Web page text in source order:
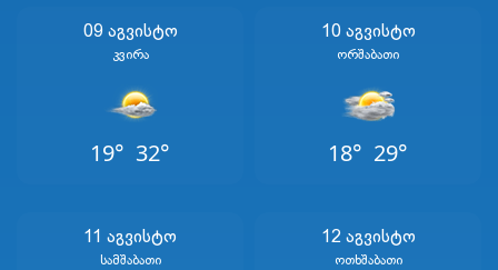
09 Აგვისტო
Კვირა
19° 32°
10 Აგვისტო
Ორშაბათი
18° 29°
11 Აგვისტო
Სამშაბათი
12 Აგვისტო
Ოთხშაბათი